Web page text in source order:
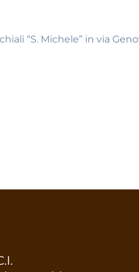
“S. Michele” in via